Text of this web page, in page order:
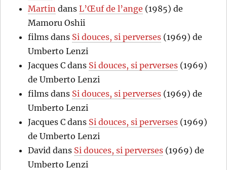
Martin dansL’Œuf de l’ange (1985) de
Mamoru Oshii
films dans Si douces, si perverses (1969) de
Umberto Lenzi
Jacques C dans Si douces, si perverses (1969)
de Umberto Lenzi
films dans Si douces, si perverses (1969) de
Umberto Lenzi
Jacques C dans Si douces, si perverses (1969)
de Umberto Lenzi
David dans Si douces, si perverses (1969) de
Umberto Lenzi